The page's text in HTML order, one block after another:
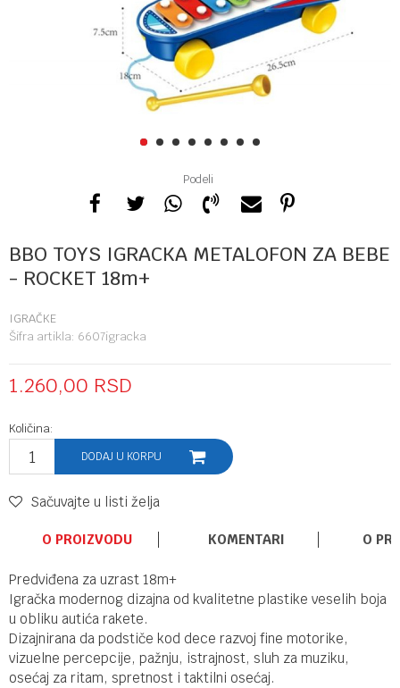
1 2 3 4 5 6 7 8
Podeli
BBO TOYS IGRACKA METALOFON ZA BEBE
- ROCKET 18m+
IGRAČKE
Šifra artikla: 6607igracka
1.260,00 RSD
Količina:
DODAJ U KORPU
Sačuvajte u listi želja
O PROIZVODU KOMENTARI O
Predviđena za uzrast 18m+
Igračka modernog dizajna od kvalitetne plastike veselih boja
u obliku autića rakete.
Dizajnirana da podstiče kod dece razvoj fine motorike,
vizuelne percepcije, pažnju, istrajnost, sluh za muziku,
osećaj za ritam, spretnost i taktilni osećaj.